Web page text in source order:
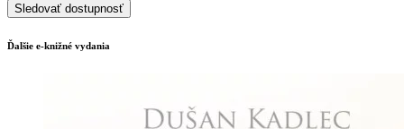
Sledovať dostupnosť
Ďalšie e-knižné vydania